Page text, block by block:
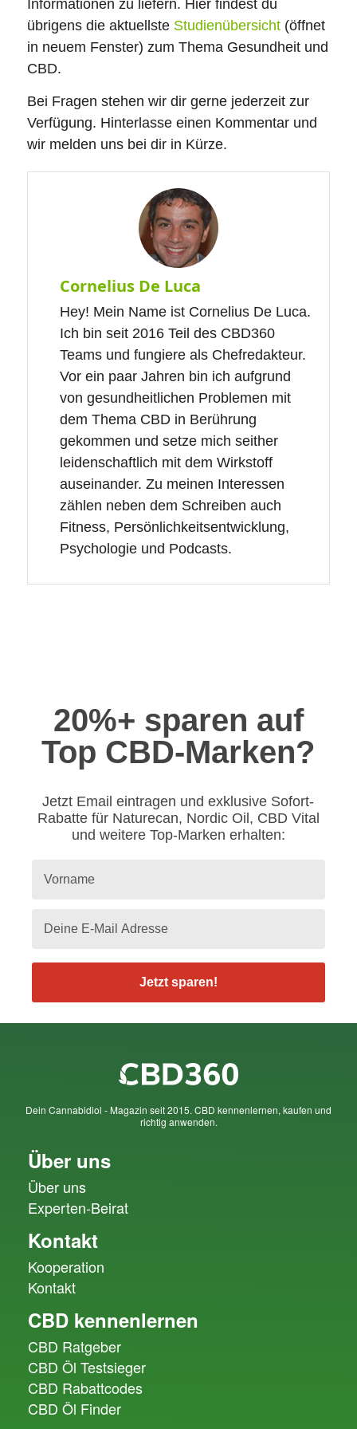
Informationen zu liefern. Hier findest du
übrigens die aktuellste Studienübersicht(öffnet
in neuem Fenster) zum Thema Gesundheit und
CBD.
Bei Fragen stehen wir dir gerne jederzeit zur
Verfügung. Hinterlasse einen Kommentar und
wir melden uns bei dir in Kürze.
Cornelius De Luca
Hey! Mein Name ist Cornelius De Luca.
Ich bin seit 2016 Teil des CBD360
Teams und fungiere als Chefredakteur.
Vor ein paar Jahren bin ich aufgrund
von gesundheitlichen Problemen mit
dem Thema CBD in Berührung
gekommen und setze mich seither
leidenschaftlich mit dem Wirkstoff
auseinander. Zu meinen Interessen
zählen neben dem Schreiben auch
Fitness, Persönlichkeitsentwicklung,
Psychologie und Podcasts.
20%+ sparen auf
Top CBD-Marken?
Jetzt Email eintragen und exklusive Sofort-
Rabatte für Naturecan, Nordic Oil, CBD Vital
und weitere Top-Marken erhalten:
Jetzt sparen!
Dein Cannabidiol - Magazin seit 2015. CBD kennenlernen, kaufen und
richtig anwenden.
Über uns
Über uns
Experten-Beirat
Kontakt
Kooperation
Kontakt
CBD kennenlernen
CBD Ratgeber
CBD Öl Testsieger
CBD Rabattcodes
CBD Öl Finder